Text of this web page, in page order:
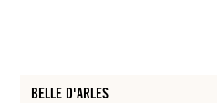
BELLE D'ARLES